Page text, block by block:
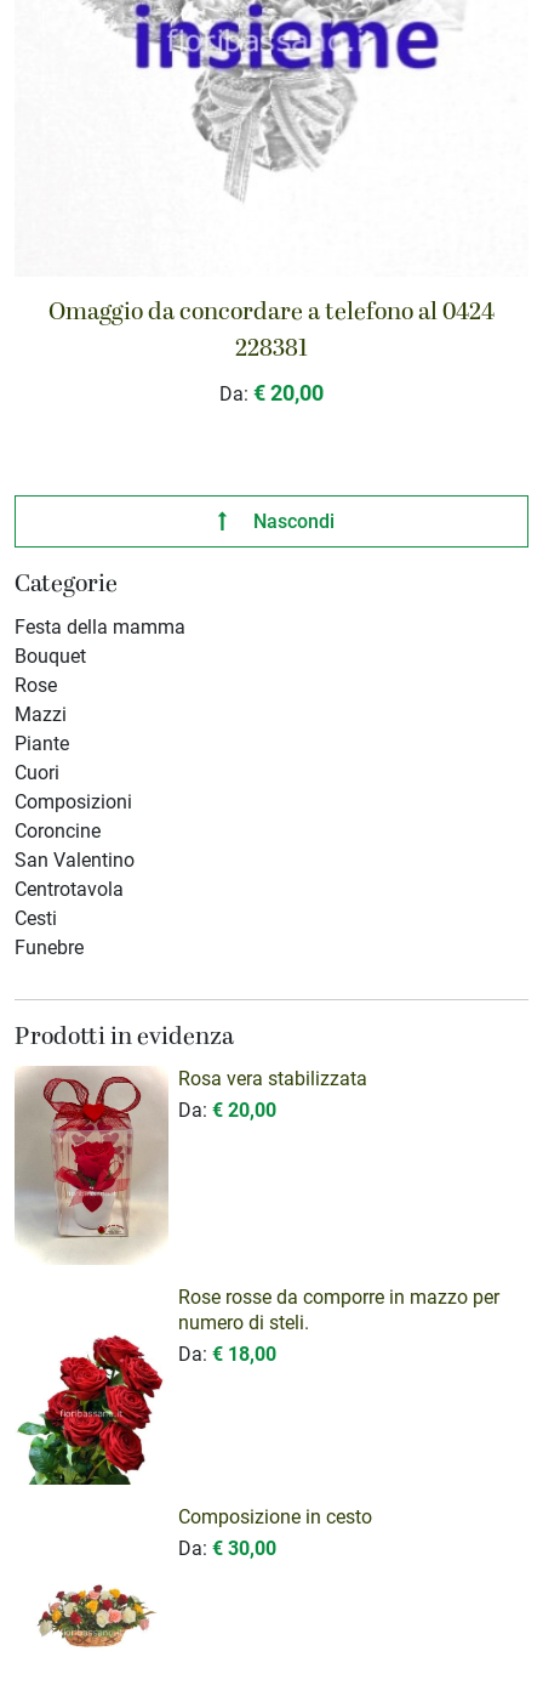
Omaggio da concordare a telefono al 0424
228381
Da: € 20,00
Nascondi
Categorie
Festa della mamma
Bouquet
Rose
Mazzi
Piante
Cuori
Composizioni
Coroncine
San Valentino
Centrotavola
Cesti
Funebre
Prodotti in evidenza
Rosa vera stabilizzata
Da:€ 20,00
Rose rosse da comporre in mazzo per
numero di steli.
Da:€ 18,00
Composizione in cesto
Da:€ 30,00